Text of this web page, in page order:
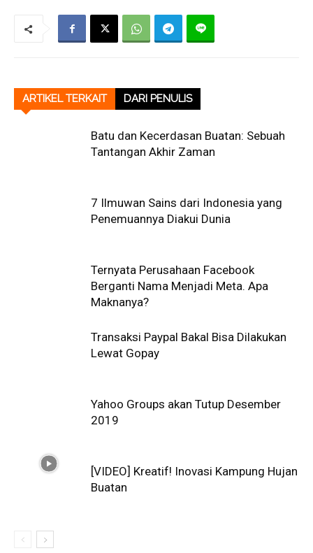
ARTIKEL TERKAIT DARI PENULIS
Batu dan Kecerdasan Buatan: Sebuah
Tantangan Akhir Zaman
7 Ilmuwan Sains dari Indonesia yang
Penemuannya Diakui Dunia
Ternyata Perusahaan Facebook
Berganti Nama Menjadi Meta. Apa
Maknanya?
Transaksi Paypal Bakal Bisa Dilakukan
Lewat Gopay
Yahoo Groups akan Tutup Desember
2019
[VIDEO] Kreatif! Inovasi Kampung Hujan
Buatan